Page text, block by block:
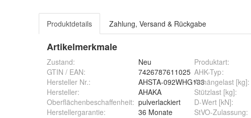
Produktdetails Zahlung, Versand & Rückgabe
Artikelmerkmale
Zustand:
Neu
GTIN / EAN:
7426787611025
Hersteller Nr.:
AHSTA-092WHG133
Hersteller:
AHAKA
Oberflächenbeschaffenheit: pulverlackiert
Herstellergarantie: 36 Monate
Produktart:
AHK-Typ:
Anhängelast [kg]:
Stützlast [kg]:
D-Wert [kN]:
StVO-Zulassung: